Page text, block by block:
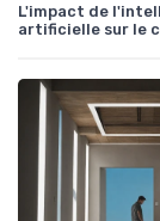
L'impact de
artificielle sur le